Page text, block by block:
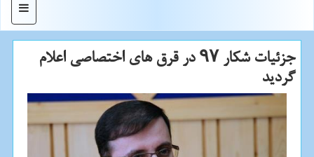
منو
جزئیات شكار ۹۷ در قرق های اختصاصی اعلام
گردید